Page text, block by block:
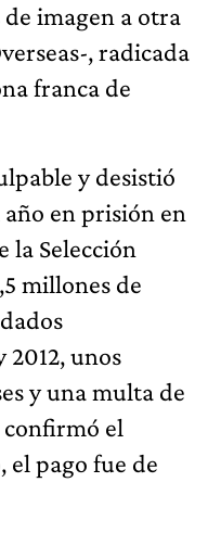
de imagen a otra
, radicada
franca de
y desistió
en prisión en
la Selección
millones de
2012, unos
y una multa de
el
el pago fue de